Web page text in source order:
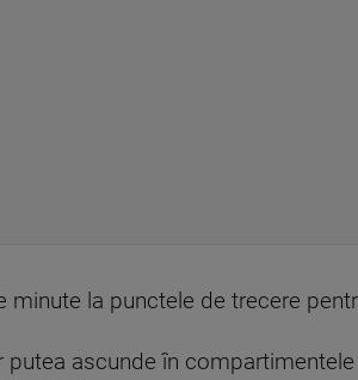
minute la punctele de trecere
putea ascunde în